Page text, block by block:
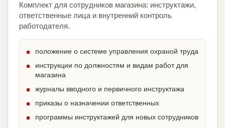
Комплект для сотрудников магазина: инструктажи,
ответственные лица и внутренний контроль
работодателя.
положение о системе управления охраной труда
инструкции по должностям и видам работ для
магазина
журналы вводного и первичного инструктажа
приказы о назначении ответственных
программы инструктажей для новых сотрудников